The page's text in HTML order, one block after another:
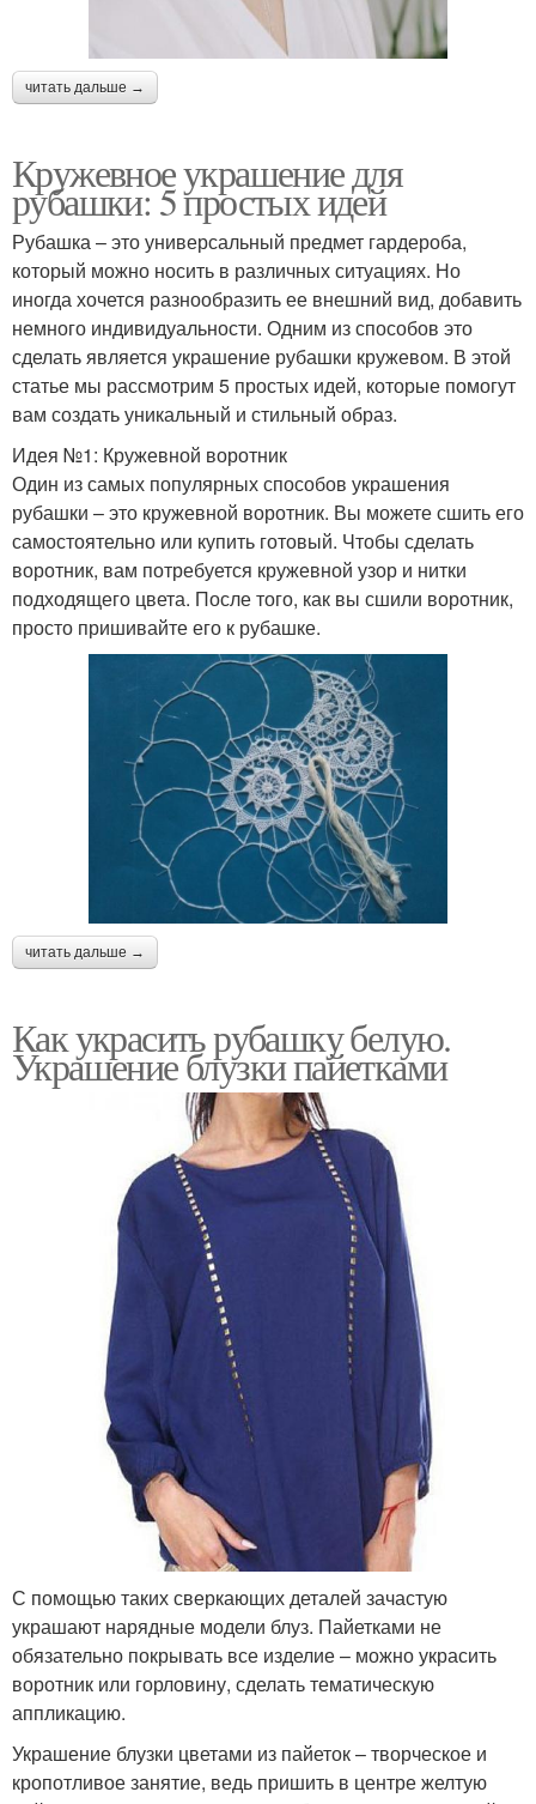
читать дальше →
Кружевное украшение для
рубашки: 5 простых идей
Рубашка – это универсальный предмет гардероба,
который можно носить в различных ситуациях. Но
иногда хочется разнообразить ее внешний вид, добавить
немного индивидуальности. Одним из способов это
сделать является украшение рубашки кружевом. В этой
статье мы рассмотрим 5 простых идей, которые помогут
вам создать уникальный и стильный образ.
Идея №1: Кружевной воротник
Один из самых популярных способов украшения
рубашки – это кружевной воротник. Вы можете сшить его
самостоятельно или купить готовый. Чтобы сделать
воротник, вам потребуется кружевной узор и нитки
подходящего цвета. После того, как вы сшили воротник,
просто пришивайте его к рубашке.
читать дальше →
Как украсить рубашку белую.
Украшение блузки пайетками
С помощью таких сверкающих деталей зачастую
украшают нарядные модели блуз. Пайетками не
обязательно покрывать все изделие – можно украсить
воротник или горловину, сделать тематическую
аппликацию.
Украшение блузки цветами из пайеток – творческое и
кропотливое занятие, ведь пришить в центре желтую